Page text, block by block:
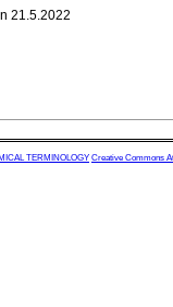
21.5.2022
TERMINOLOGY Creative Commons